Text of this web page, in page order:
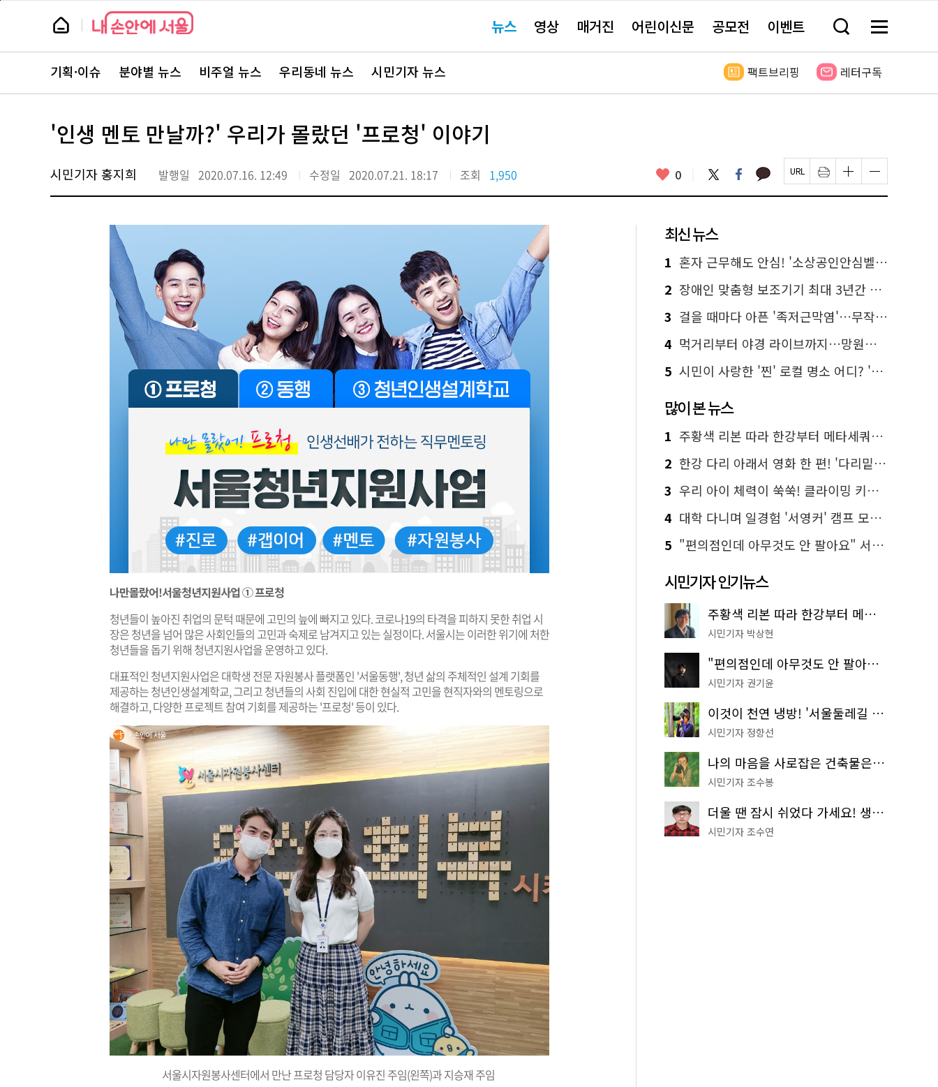
본
뉴
스 요뉴스 영상 매거진 어린이신문 공모전 이벤트 검
창
기
메
전
보
뉴
스
주
서
바
기획·이슈 분야별 뉴스 비주얼 뉴스 우리동네 뉴스 시민기자 뉴스 팩트브리핑 레터구독
'인생 멘토 만날까?' 우리가 몰랐던 '프로청' 이야기
시민기자 홍지희 발행일 2020.07.16. 12:49 수정일 2020.07.21. 18:17 조회 1,950 좋
요
0 트
위
터
페
이
스
카
카 페
이
지
인
쇄
하
글
자
크
하
기
글
자
크
하
기
나만몰랐어!서울청년지원사업 ① 프로청
청년들이 높아진 취업의 문턱 때문에 고민의 늪에 빠지고 있다. 코로나19의 타격을 피하지 못한 취업 시
장은 청년을 넘어 많은 사회인들의 고민과 숙제로 남겨지고 있는 실정이다. 서울시는 이러한 위기에 처한
청년들을 돕기 위해 청년지원사업을 운영하고 있다.
대표적인 청년지원사업은 대학생 전문 자원봉사 플랫폼인 '서울동행', 청년 삶의 주체적인 설계 기회를
제공하는 청년인생설계학교, 그리고 청년들의 사회 진입에 대한 현실적 고민을 현직자와의 멘토링으로
해결하고, 다양한 프로젝트 참여 기회를 제공하는 '프로청' 등이 있다.
서울시자원봉사센터에서 만난 프로청 담당자 이유진 주임(왼쪽)과 지승재 주임
최신 뉴스
1 혼자 근무해도 안심! '소상공인안심벨' 신청하세요
2 장애인 맞춤형 보조기기 최대 3년간 무상 대여…삶의 질 높인다
3 걸을 때마다 아픈 '족저근막염'…무작정 참지 말고 '이것' 해보세요!
4 먹거리부터 야경 라이브까지…망원한강공원 알짜 코스
5 시민이 사랑한 '찐' 로컬 명소 어디? '서울에디션25' 추천 코스
많이 본 뉴스
1 주황색 리본 따라 한강부터 메타세쿼이아 숲길까지…서울둘레길 15코스
2 한강 다리 아래서 영화 한 편! '다리밑 영화관' 무료 상영
3 우리 아이 체력이 쑥쑥! 클라이밍 키즈카페·어린이 체력장
4 대학 다니며 일경험 '서영커' 캠프 모집…전액 무료
5 "편의점인데 아무것도 안 팔아요" 서울에서 가장 특별한 편의점의 정체
시민기자 인기뉴스
주황색 리본 따라 한강부터 메타세쿼이아 숲길까지…서울둘레길 15코스
시민기자 박상현
"편의점인데 아무것도 안 팔아요" 서울에서 가장 특별한 편의점의 정체
시민기자 권기윤
이것이 천연 냉방! '서울둘레길 9코스'로 숲속 피서 떠나볼까
시민기자 정향선
나의 마음을 사로잡은 건축물은? '서울시 건축상' 수상작 공개!
시민기자 조수봉
더울 땐 잠시 쉬었다 가세요! 생수 냉장고부터 해피소·무더위쉼터까지
시민기자 조수연
페